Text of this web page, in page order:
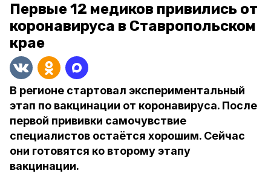
Первые 12 медиков привились от
коронавируса в Ставропольском
крае
В регионе стартовал экспериментальный
этап по вакцинации от коронавируса. После
первой прививки самочувствие
специалистов остаётся хорошим. Сейчас
они готовятся ко второму этапу
вакцинации.